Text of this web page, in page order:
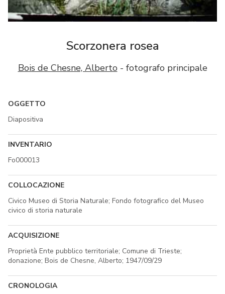
Scorzonera rosea
Bois de Chesne, Alberto- fotografo principale
OGGETTO
Diapositiva
INVENTARIO
Fo000013
COLLOCAZIONE
Civico Museo di Storia Naturale; Fondo fotografico del Museo
civico di storia naturale
ACQUISIZIONE
Proprietà Ente pubblico territoriale; Comune di Trieste;
donazione; Bois de Chesne, Alberto; 1947/09/29
CRONOLOGIA